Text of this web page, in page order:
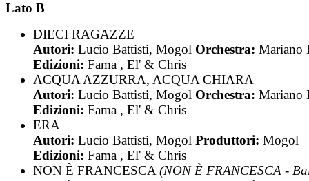
Lato B
DIECI RAGAZZE
Autori: Lucio Battisti, Mogol Orchestra: Mariano
Edizioni: Fama , El' & Chris
ACQUA AZZURRA, ACQUA CHIARA
Autori: Lucio Battisti, Mogol Orchestra: Mariano
Edizioni: Fama , El' & Chris
ERA
Autori: Lucio Battisti, Mogol Produttori: Mogol
Edizioni: Fama , El' & Chris
NON È FRANCESCA(NON È FRANCESCA -